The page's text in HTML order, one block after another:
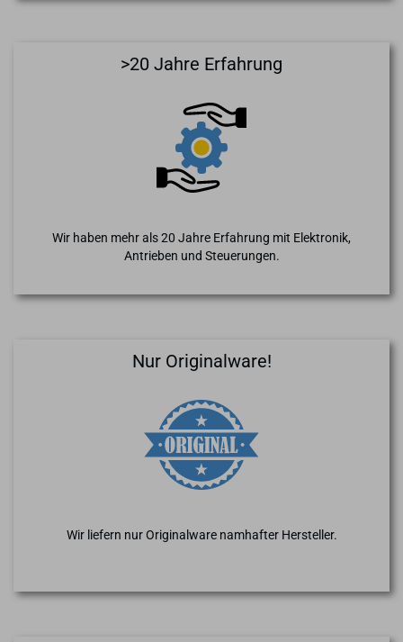
>20 Jahre Erfahrung
Wir haben mehr als 20 Jahre Erfahrung mit Elektronik,
Antrieben und Steuerungen.
Nur Originalware!
Wir liefern nur Originalware namhafter Hersteller.